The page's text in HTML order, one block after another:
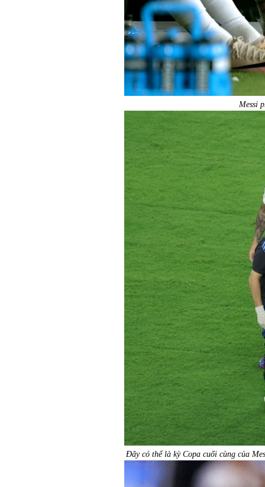
Messi
Đây có thể là kỳ Copa cuối cùng của